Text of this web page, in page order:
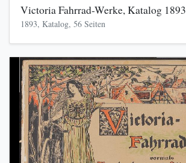
Victoria Fahrrad-Werke, Katalog 1893
1893, Katalog, 56 Seiten